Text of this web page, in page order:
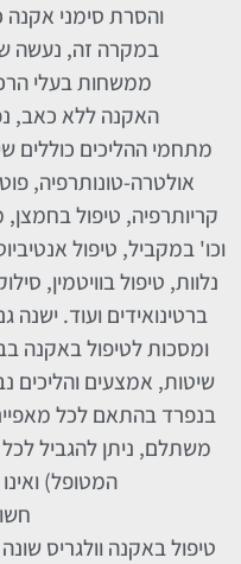
והסרת סימני אקנה
במקרה זה, נעשה
ממשחות בעלי
האקנה ללא כאב,
מתחמי ההליכים כוללים
אולטרה-טונותרפיה,
קריותרפיה, טיפול בחמצן,
וכו' במקביל, טיפול
נלוות, טיפול בוויטמין,
ברטינואידים ועוד.
ומסכות לטיפול באקנה
שיטות, אמצעים והליכים
בנפרד בהתאם לכל
משתלם, ניתן להגביל
המטופל)
טיפול באקנה וולגריס